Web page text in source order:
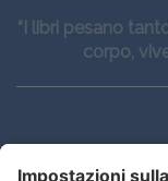
“I libri pesano
corpo,